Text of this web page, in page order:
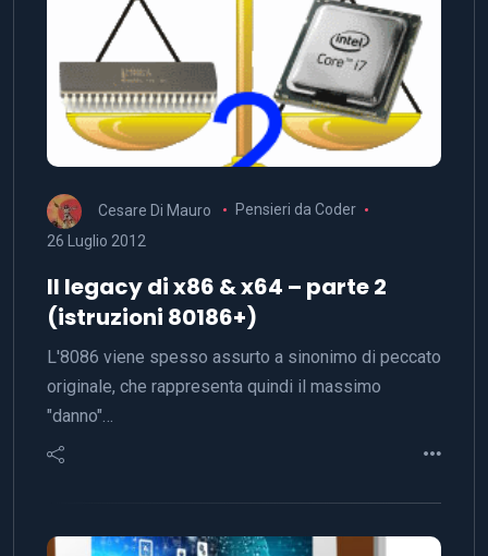
Cesare Di Mauro
Pensieri da Coder
26 Luglio 2012
Il legacy di x86 & x64 – parte 2
(istruzioni 80186+)
L'8086 viene spesso assurto a sinonimo di peccato
originale, che rappresenta quindi il massimo
"danno"…